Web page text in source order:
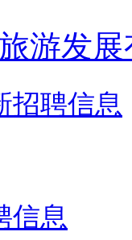
游发
招聘信息
信息